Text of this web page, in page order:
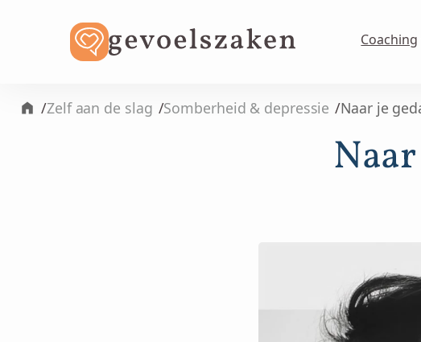
Coaching
/Zelf aan de slag /Somberheid & depressie /Naar je